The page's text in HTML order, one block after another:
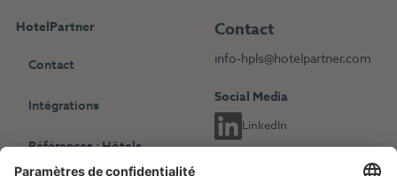
HotelPartner
Contact
Intégrations
Références : Hôtels
indépendants
Contact
info-hpls@hotelpartner.com
Social Media
LinkedIn
Choisissez une autre langue